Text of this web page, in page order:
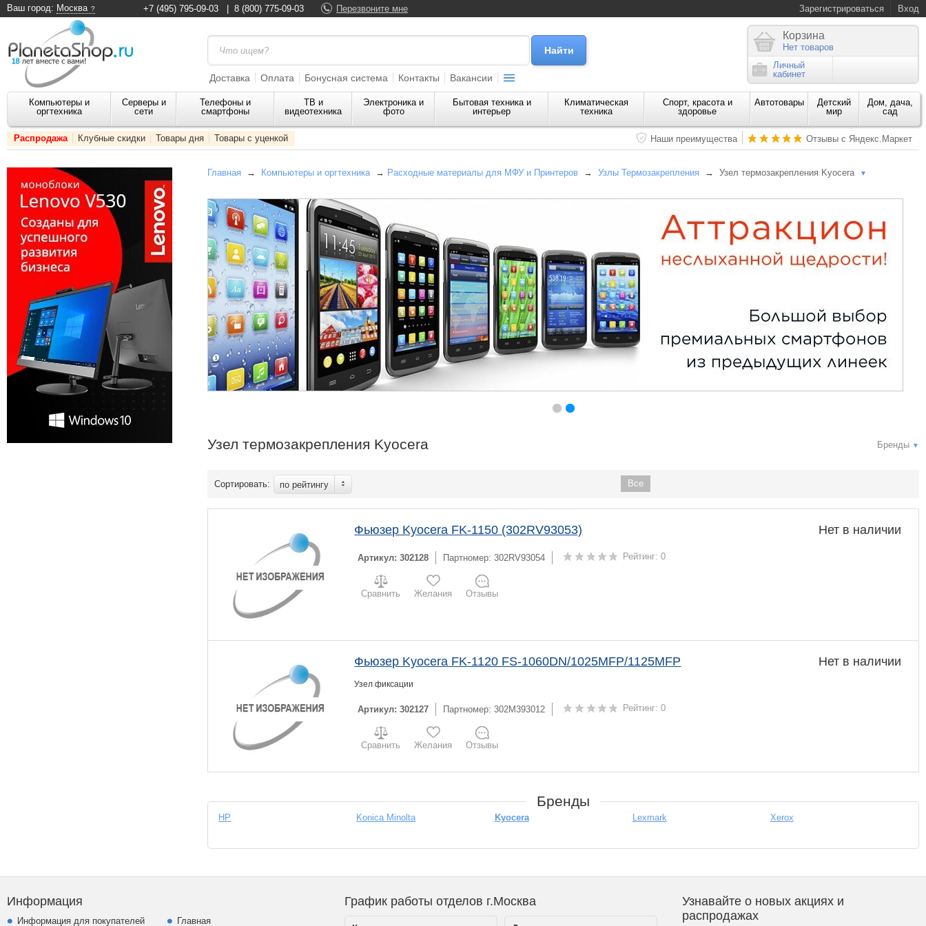
Ваш город: Москва Зарегистрироваться Вход
+7 (495) 795-09-03 8 (800) 775-09-03 Перезвоните мне
Доставка Оплата Бонусная система Контакты Вакансии
Корзина
Нет товаров
Личный
кабинет
Компьютеры и
оргтехника
Серверы и
сети
Телефоны и
смартфоны
ТВ и
видеотехника
Электроника и
фото
Бытовая техника и
интерьер
Климатическая
техника
Спорт, красота и
здоровье
Автотовары
Детский
мир
Дом, дача,
сад
Распродажа Клубные скидки Товары дня Товары с уценкой Наши преимущества Отзывы с Яндекс.Маркет
Главная → Компьютеры и оргтехника→ Расходные материалы для МФУ и Принтеров →Узлы Термозакрепления →Узел термозакрепления Kyocera ▼
Бренды ▼
Узел термозакрепления Kyocera
Сортировать: по рейтингу Все
Нет в наличии
Фьюзер Kyocera FK-1150 (302RV93053)
Артикул: 302128 Партномер: 302RV93054 Рейтинг: 0
Сравнить Желания Отзывы
Нет в наличии
Фьюзер Kyocera FK-1120 FS-1060DN/1025MFP/1125MFP
Узел фиксации
Артикул: 302127 Партномер: 302M393012 Рейтинг: 0
Сравнить Желания Отзывы
Бренды
HP Konica Minolta Kyocera Lexmark Xerox
Информация
Информация для покупателей Главная
График работы отделов г.Москва
Узнавайте о новых акциях и
распродажах